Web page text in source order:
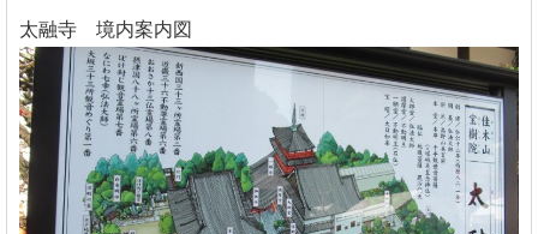
太融寺 境内案内図